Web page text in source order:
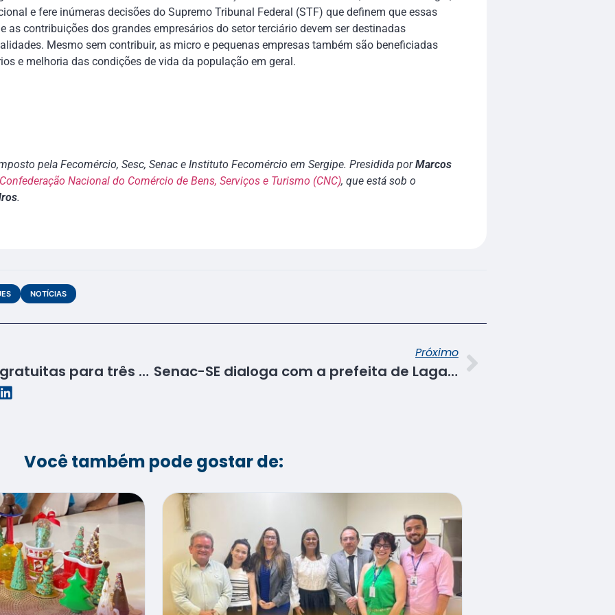
e fere inúmeras decisões do Supremo Tribunal Federal (STF) que definem que essas
as contribuições dos grandes empresários do setor terciário devem ser destinadas
Mesmo sem contribuir, as micro e pequenas empresas também são beneficiadas
e melhoria das condições de vida da população em geral.
pela Fecomércio, Sesc, Senac e Instituto Fecomércio em Sergipe. Presidida porMarcos
Confederação Nacional do Comércio de Bens, Serviços e Turismo (CNC), que está sob o
.
NOTÍCIAS
Senac SE abre vagas gratuitas para três cursos na área da saúde no CEP de Aracaju
Próximo
Senac-SE dialoga com a prefeita de Lagarto sobre ampliação de oferta de cursos com construção de uma nova unidade na região
Você também pode gostar de: